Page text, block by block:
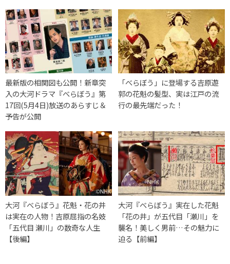
最新版の相関図も公開！新章突
入の大河ドラマ『べらぼう』第
17回(5月4日)放送のあらすじ＆
予告が公開
「べらぼう」に登場する吉原遊
郭の花魁の髪型、実は江戸の流
行の最先端だった！
大河『べらぼう』花魁・花の井
は実在の人物！吉原屈指の名妓
「五代目 瀬川」の数奇な人生
【後編】
大河『べらぼう』実在した花魁
「花の井」が五代目「瀬川」を
襲名！美しく男前…その魅力に
迫る【前編】